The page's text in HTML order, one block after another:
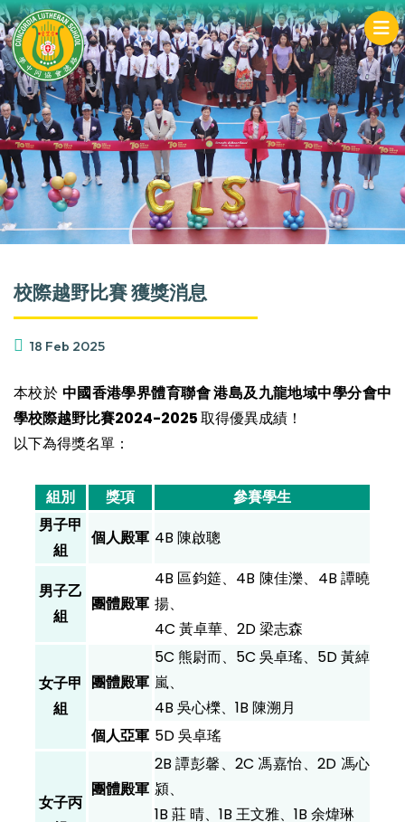
校際越野比賽 獲獎消息
18 Feb 2025
本校於 中國香港學界體育聯會 港島及九龍地域中學分會中
學校際越野比賽2024-2025取得優異成績！
以下為得獎名單：
組別 獎項
參賽學生
男子甲
組
個人殿軍 4B 陳啟聰
男子乙
組
團體殿軍
4B 區鈞筵、4B 陳佳濼、4B 譚曉
揚、
4C 黃卓華、2D 梁志森
女子甲
組
團體殿軍
5C 熊尉而、5C 吳卓瑤、5D 黃綽
嵐、
4B 吳心櫟、1B 陳溯月
個人亞軍 5D 吳卓瑤
女子丙
團體殿軍
2B 譚彭馨、2C 馮嘉怡、2D 馮心
潁、
1B 莊 晴、1B 王文雅、1B 余煒琳